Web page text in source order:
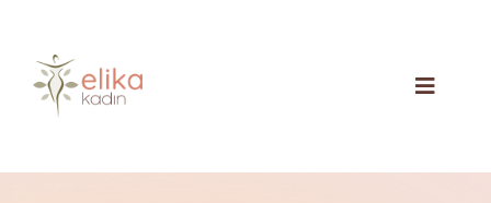
content
Toggle